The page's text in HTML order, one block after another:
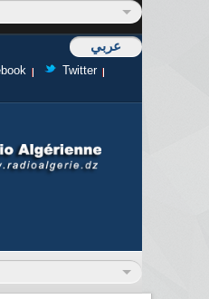
عربي
Twitter
recherche